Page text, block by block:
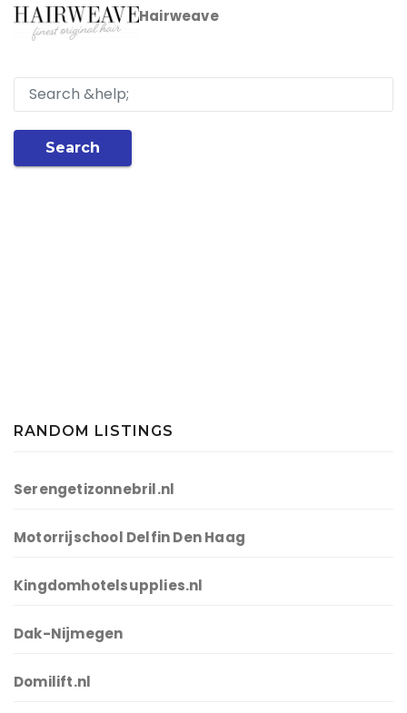
Hairweave
Search
RANDOM LISTINGS
Serengetizonnebril.nl
Motorrijschool Delfin Den Haag
Kingdomhotelsupplies.nl
Dak-Nijmegen
Domilift.nl